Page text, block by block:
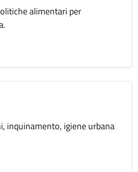
alimentari per
inquinamento, igiene urbana